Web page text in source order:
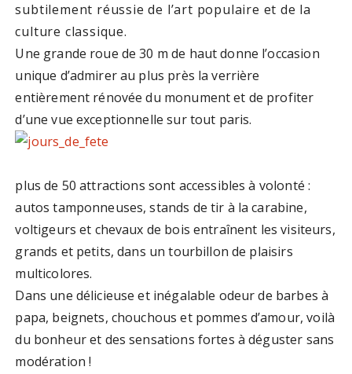
subtilement réussie de l’art populaire et de la
culture classique.
Une grande roue de 30 m de haut donne l’occasion
unique d’admirer au plus près la verrière
entièrement rénovée du monument et de profiter
d’une vue exceptionnelle sur tout paris.
plus de 50 attractions sont accessibles à volonté :
autos tamponneuses, stands de tir à la carabine,
voltigeurs et chevaux de bois entraînent les visiteurs,
grands et petits, dans un tourbillon de plaisirs
multicolores.
Dans une délicieuse et inégalable odeur de barbes à
papa, beignets, chouchous et pommes d’amour, voilà
du bonheur et des sensations fortes à déguster sans
modération !